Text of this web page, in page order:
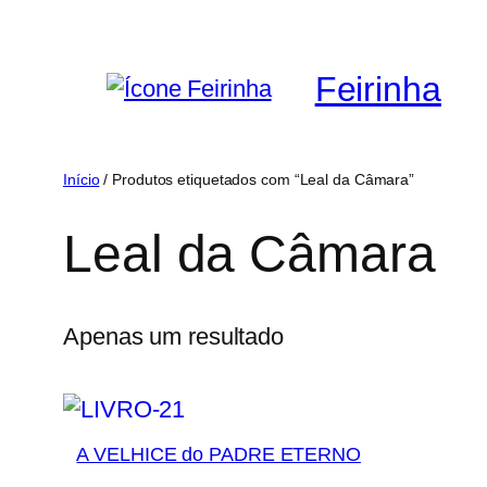
Feirinha
Início/ Produtos etiquetados com “Leal da Câmara”
Leal da Câmara
Apenas um resultado
A VELHICE do PADRE ETERNO